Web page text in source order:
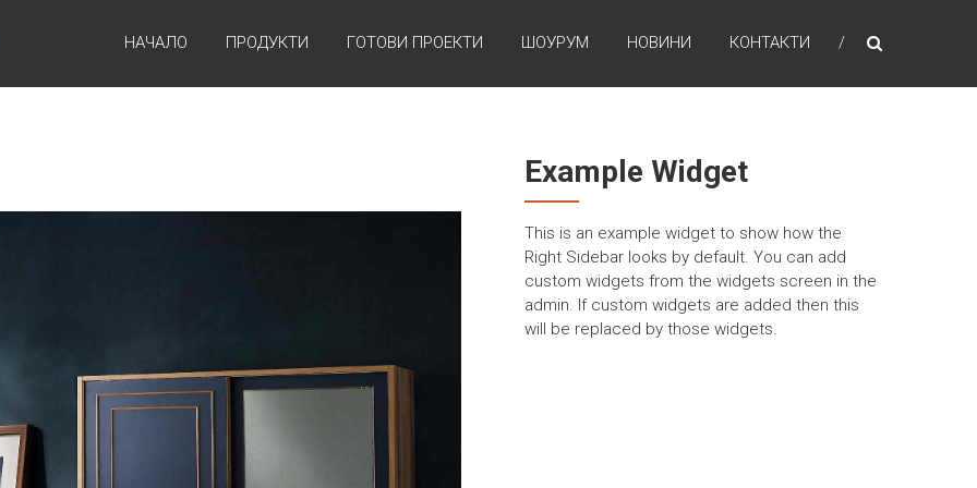
НАЧАЛО ПРОДУКТИ ГОТОВИ ПРОЕКТИ ШОУРУМ НОВИНИ КОНТАКТИ
Example Widget
This is an example widget to show how the
Right Sidebar looks by default. You can add
custom widgets from the widgets screen in the
admin. If custom widgets are added then this
will be replaced by those widgets.